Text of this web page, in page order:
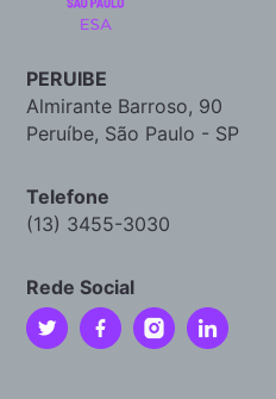
PERUIBE
Almirante Barroso, 90
Peruíbe, São Paulo - SP
Telefone
(13) 3455-3030
Rede Social